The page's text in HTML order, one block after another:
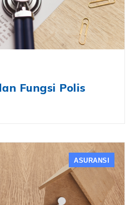
Fungsi Polis
ASURANSI